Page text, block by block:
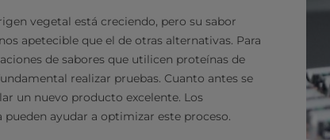
vegetal está creciendo, pero su sabor
apetecible que el de otras alternativas. Para
de sabores que utilicen proteínas de
realizar pruebas. Cuanto antes se
un nuevo producto excelente. Los
pueden ayudar a optimizar este proceso.